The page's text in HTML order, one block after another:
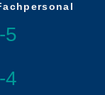
5
4